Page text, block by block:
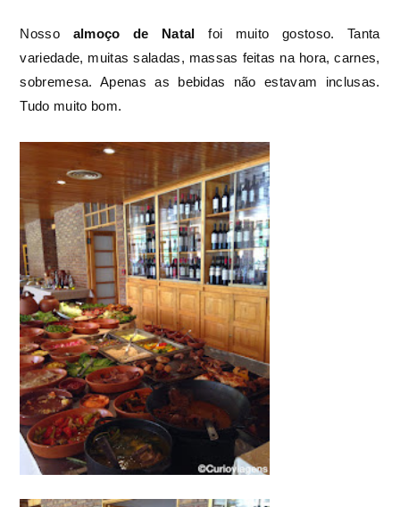
Nosso almoço de Natal foi muito gostoso. Tanta
variedade, muitas saladas, massas feitas na hora, carnes,
sobremesa. Apenas as bebidas não estavam inclusas.
Tudo muito bom.